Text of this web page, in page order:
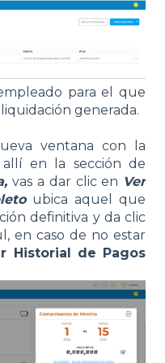
para el que
generada.
ventana con la
en la sección de
vas a dar clic en Ver
ubica aquel que
definitiva y da clic
en caso de no estar
Historial de Pagos